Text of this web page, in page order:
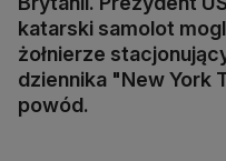
katarski samolot
żołnierze
dziennika "New York
powód.